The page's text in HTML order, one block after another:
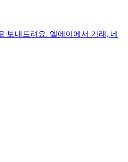
보내드려요. 엘에이에서 거래, 네